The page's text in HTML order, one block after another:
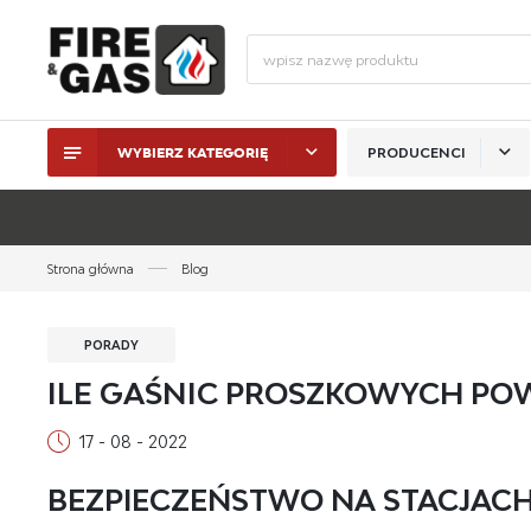
WYBIERZ KATEGORIĘ PRODUCENCI
Strona główna Blog
PORADY
ILE GAŚNIC PROSZKOWYCH
17 - 08 - 2022
BEZPIECZEŃSTWO NA